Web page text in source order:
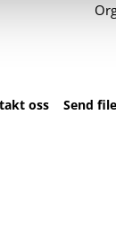
oss Send